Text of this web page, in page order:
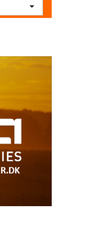
